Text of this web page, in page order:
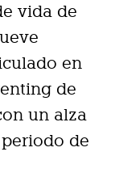
vida de
en
de
un alza
de